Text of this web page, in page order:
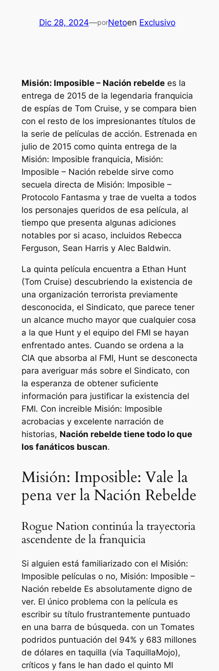
Dic 28, 2024—porNetoen Exclusivo
Misión: Imposible – Nación rebeldees la
entrega de 2015 de la legendaria franquicia
de espías de Tom Cruise, y se compara bien
con el resto de los impresionantes títulos de
la serie de películas de acción. Estrenada en
julio de 2015 como quinta entrega de la
Misión: Imposible franquicia, Misión:
Imposible – Nación rebelde sirve como
secuela directa de Misión: Imposible –
Protocolo Fantasma y trae de vuelta a todos
los personajes queridos de esa película, al
tiempo que presenta algunas adiciones
notables por si acaso, incluidos Rebecca
Ferguson, Sean Harris y Alec Baldwin.
La quinta película encuentra a Ethan Hunt
(Tom Cruise) descubriendo la existencia de
una organización terrorista previamente
desconocida, el Sindicato, que parece tener
un alcance mucho mayor que cualquier cosa
a la que Hunt y el equipo del FMI se hayan
enfrentado antes. Cuando se ordena a la
CIA que absorba al FMI, Hunt se desconecta
para averiguar más sobre el Sindicato, con
la esperanza de obtener suficiente
información para justificar la existencia del
FMI. Con increible Misión: Imposible
acrobacias y excelente narración de
historias, Nación rebeldetiene todo lo que
los fanáticos buscan.
Misión: Imposible: Vale la
pena ver la Nación Rebelde
Rogue Nation continúa la trayectoria
ascendente de la franquicia
Si alguien está familiarizado con el Misión:
Imposible películas o no, Misión: Imposible –
Nación rebelde Es absolutamente digno de
ver. El único problema con la película es
escribir su título frustrantemente puntuado
en una barra de búsqueda. con un Tomates
podridos puntuación del 94% y 683 millones
de dólares en taquilla (vía TaquillaMojo),
críticos y fans le han dado el quinto MI